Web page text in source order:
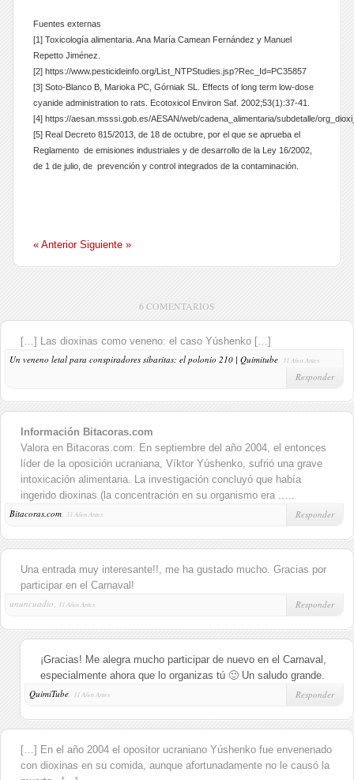
Fuentes externas
[1] Toxicología alimentaria . Ana María Camean Fernández y Manuel
Repetto Jiménez.
[2] https://www.pesticideinfo.org/List_NTPStudies.jsp?Rec_Id=PC35857
[3] Soto-Blanco B, Marioka PC, Górniak SL. Effects of long term low-dose
cyanide administration to rats. Ecotoxicol Environ Saf. 2002;53(1):37-41.
[4] https://aesan.msssi.gob.es/AESAN/web/cadena_alimentaria/subdetalle/
[5] Real Decreto 815/2013, de 18 de octubre, por el que se aprueba el
Reglamento de emisiones industriales y de desarrollo de la Ley 16/2002,
de 1 de julio, de prevención y control integrados de la contaminación.
« Anterior Siguiente »
6 COMENTARIOS
[…] Las dioxinas como veneno: el caso Yúshenko […]
Un veneno letal para conspiradores sibaritas: el polonio 210 | Quimitube
11 Años Antes
Responder
Información Bitacoras.com
Valora en Bitacoras.com: En septiembre del año 2004, el entonces
líder de la oposición ucraniana, Víktor Yúshenko, sufrió una grave
intoxicación alimentaria. La investigación concluyó que había
ingerido dioxinas (la concentración en su organismo era ..…
Bitacoras.com
11 Años Antes Responder
Una entrada muy interesante!!, me ha gustado mucho. Gracias por
participar en el Carnaval!
ununcuadio,
11 Años Antes Responder
¡Gracias! Me alegra mucho participar de nuevo en el Carnaval,
especialmente ahora que lo organizas tú 🙂 Un saludo grande.
QuimiTube
11 Años Antes Responder
[…] En el año 2004 el opositor ucraniano Yúshenko fue envenenado
con dioxinas en su comida, aunque afortunadamente no le causó la